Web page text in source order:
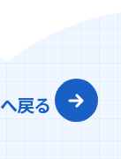
戻る